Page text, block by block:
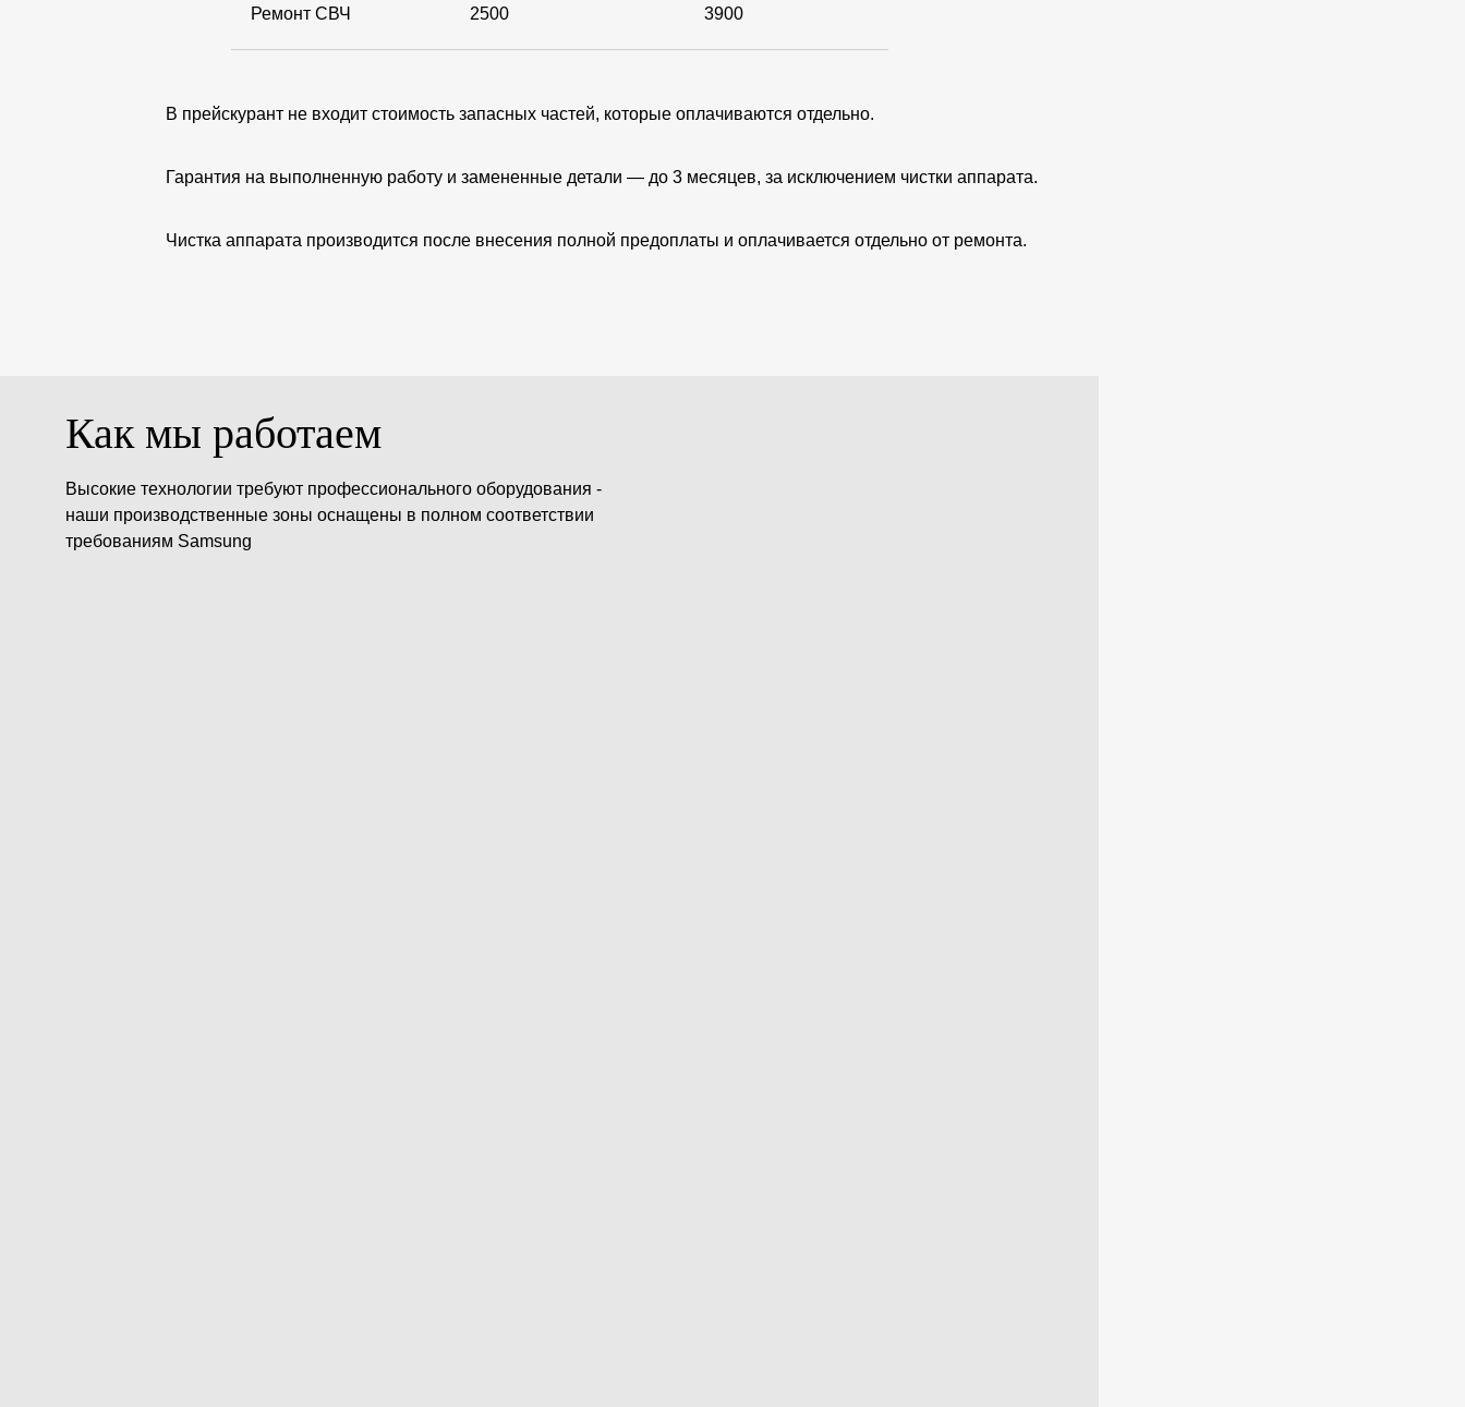
Ремонт СВЧ 2500 3900
В прейскурант не входит стоимость запасных частей, которые оплачиваются отдельно.
Гарантия на выполненную работу и замененные детали — до 3 месяцев, за исключением чистки аппарата.
Чистка аппарата производится после внесения полной предоплаты и оплачивается отдельно от ремонта.
Как мы работаем
Высокие технологии требуют профессионального оборудования -
наши производственные зоны оснащены в полном соответствии
требованиям Samsung